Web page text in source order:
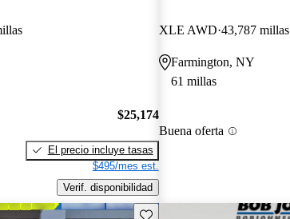
$25,174
El precio incluye tasas
$495/mes est.
Verif. disponibilidad
XLE AWD 43,787 millas
Farmington, NY
61 millas
Buena oferta
Guarda este Aviso